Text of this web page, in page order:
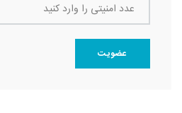
عدد امنیتی را وارد کنید
عضویت